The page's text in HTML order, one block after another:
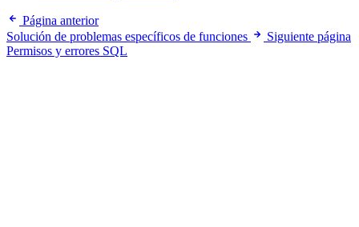
Página anterior
Solución de problemas específicos de funciones
Siguiente página
Permisos y errores SQL